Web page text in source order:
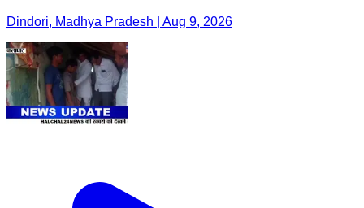
Dindori, Madhya Pradesh | Aug 9, 2026